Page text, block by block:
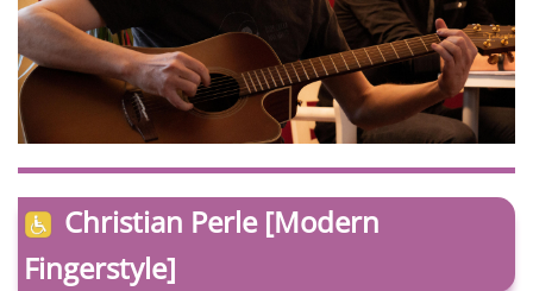
Christian Perle [Modern
Fingerstyle]